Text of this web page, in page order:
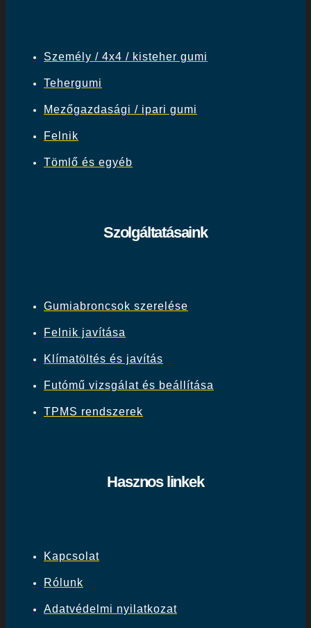
Személy / 4x4 / kisteher gumi
Tehergumi
Mezőgazdasági / ipari gumi
Felnik
Tömlő és egyéb
Szolgáltatásaink
Gumiabroncsok szerelése
Felnik javítása
Klímatöltés és javítás
Futómű vizsgálat és beállítása
TPMS rendszerek
Hasznos linkek
Kapcsolat
Rólunk
Adatvédelmi nyilatkozat